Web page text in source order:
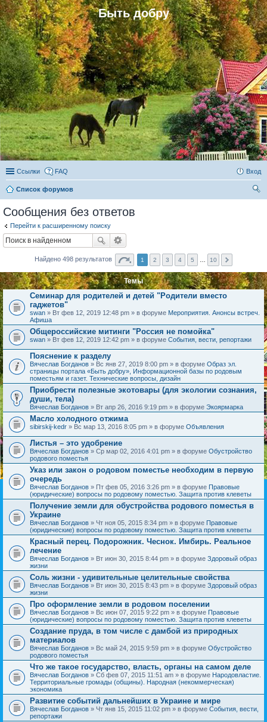
Быть добру
Ссылки FAQ Вход
Список форумов
Сообщения без ответов
Перейти к расширенному поиску
Найдено 498 результатов 1 2 3 4 5 10
Темы
Семинар для родителей и детей "Родители вместо
гаджетов"
swan » Вт фев 12, 2019 12:48 pm » в форуме Мероприятия. Анонсы встреч.
Афиша
Общероссийские митинги "Россия не помойка"
swan » Вт фев 12, 2019 12:42 pm » в форуме События, вести, репортажи
Пояснение к разделу
Вячеслав Богданов » Вс янв 27, 2019 8:00 pm » в форуме Образ эл.
страницы портала «Быть добру», Информационной базы по родовым
поместьям и газет. Технические вопросы, дизайн
Приобрести полезные экотовары (для экологии сознания,
души, тела)
Вячеслав Богданов » Вт апр 26, 2016 9:19 pm » в форуме Экоярмарка
Масло холодного отжима
sibirskij-kedr » Вс мар 13, 2016 8:05 pm » в форуме Объявления
Листья – это удобрение
Вячеслав Богданов » Ср мар 02, 2016 4:01 pm » в форуме Обустройство
родового поместья
Указ или закон о родовом поместье необходим в первую
очередь
Вячеслав Богданов » Пт фев 05, 2016 3:26 pm » в форуме Правовые
(юридические) вопросы по родовому поместью. Защита против клеветы
Получение земли для обустройства родового поместья в
Украине
Вячеслав Богданов » Чт ноя 05, 2015 8:34 pm » в форуме Правовые
(юридические) вопросы по родовому поместью. Защита против клеветы
Красный перец. Подорожник. Чеснок. Имбирь. Реальное
лечение
Вячеслав Богданов » Вт июн 30, 2015 8:44 pm » в форуме Здоровый образ
жизни
Соль жизни - удивительные целительные свойства
Вячеслав Богданов » Вт июн 30, 2015 8:43 pm » в форуме Здоровый образ
жизни
Про оформление земли в родовом поселении
Вячеслав Богданов » Вс июн 07, 2015 9:22 pm » в форуме Правовые
(юридические) вопросы по родовому поместью. Защита против клеветы
Создание пруда, в том числе с дамбой из природных
материалов
Вячеслав Богданов » Вс май 24, 2015 9:59 pm » в форуме Обустройство
родового поместья
Что же такое государство, власть, органы на самом деле
Вячеслав Богданов » Сб фев 07, 2015 11:51 am » в форуме Народовластие.
Территориальные громады (общины). Народная (некоммерческая)
экономика
Развитие событий дальнейших в Украине и мире
Вячеслав Богданов » Чт янв 15, 2015 11:02 pm » в форуме События, вести,
репортажи